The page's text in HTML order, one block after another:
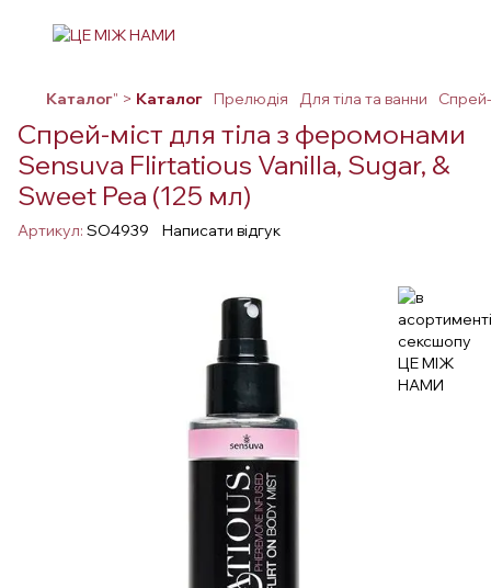
Каталог" > Каталог Прелюдія Для тіла та ванни
Спрей-міст для тіла з феромонами
Sensuva Flirtatious Vanilla, Sugar, &
Sweet Pea (125 мл)
Артикул: SO4939 Написати відгук